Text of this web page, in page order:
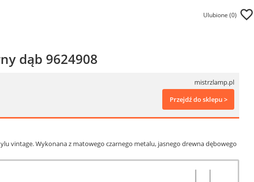
Ulubione (0)
dąb 9624908
mistrzlamp.pl
Przejdź do sklepu >
vintage. Wykonana z matowego czarnego metalu, jasnego drewna dębowego